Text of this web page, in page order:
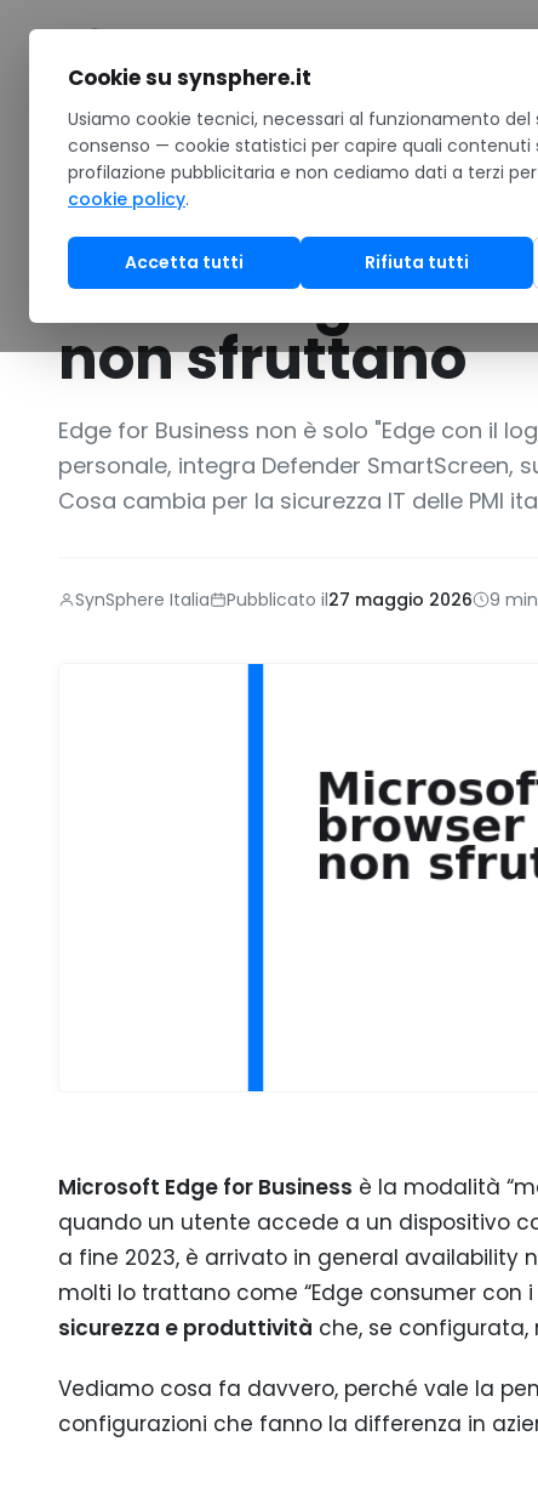
Home/Notizie/Microsoft Edge for Business: il browser
GUIDA
Microsoft Edge
browser gestito
non sfruttano
Edge for Business non è solo "Edge con il
personale, integra Defender SmartScreen,
Cosa cambia per la sicurezza IT delle PMI
SynSphere Italia Pubblicato il27 maggio 2026 9
Microsoft Edge for Business è la modalità
quando un utente accede a un dispositivo
a fine 2023, è arrivato in general availability
molti lo trattano come “Edge consumer con
sicurezza e produttività che, se configurata,
Vediamo cosa fa davvero, perché vale la
configurazioni che fanno la differenza in
Cookie su synsphere.it
Usiamo cookie tecnici, necessari al funzionamento
consenso — cookie statistici per capire quali contenuti
profilazione pubblicitaria e non cediamo dati a terzi
cookie policy.
Accetta tutti Rifiuta tutti